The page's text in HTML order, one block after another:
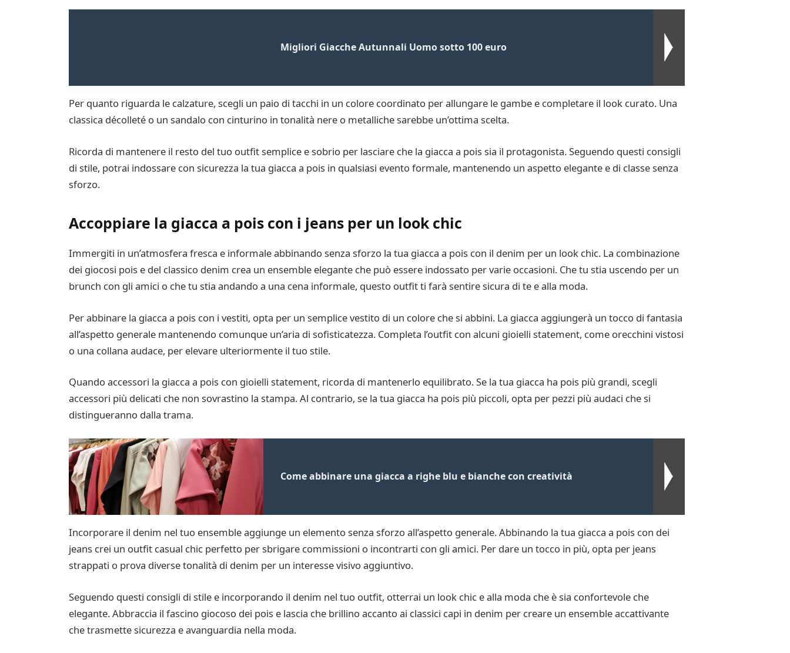
Migliori Giacche Autunnali Uomo sotto 100 euro
Per quanto riguarda le calzature, scegli un paio di tacchi in un colore coordinato per allungare le gambe e completare il look curato. Una
classica décolleté o un sandalo con cinturino in tonalità nere o metalliche sarebbe un’ottima scelta.
Ricorda di mantenere il resto del tuo outfit semplice e sobrio per lasciare che la giacca a pois sia il protagonista. Seguendo questi consigli
di stile, potrai indossare con sicurezza la tua giacca a pois in qualsiasi evento formale, mantenendo un aspetto elegante e di classe senza
sforzo.
Accoppiare la giacca a pois con i jeans per un look chic
Immergiti in un’atmosfera fresca e informale abbinando senza sforzo la tua giacca a pois con il denim per un look chic. La combinazione
dei giocosi pois e del classico denim crea un ensemble elegante che può essere indossato per varie occasioni. Che tu stia uscendo per un
brunch con gli amici o che tu stia andando a una cena informale, questo outfit ti farà sentire sicura di te e alla moda.
Per abbinare la giacca a pois con i vestiti, opta per un semplice vestito di un colore che si abbini. La giacca aggiungerà un tocco di fantasia
all’aspetto generale mantenendo comunque un’aria di sofisticatezza. Completa l’outfit con alcuni gioielli statement, come orecchini vistosi
o una collana audace, per elevare ulteriormente il tuo stile.
Quando accessori la giacca a pois con gioielli statement, ricorda di mantenerlo equilibrato. Se la tua giacca ha pois più grandi, scegli
accessori più delicati che non sovrastino la stampa. Al contrario, se la tua giacca ha pois più piccoli, opta per pezzi più audaci che si
distingueranno dalla trama.
Come abbinare una giacca a righe blu e bianche con creatività
Incorporare il denim nel tuo ensemble aggiunge un elemento senza sforzo all’aspetto generale. Abbinando la tua giacca a pois con dei
jeans crei un outfit casual chic perfetto per sbrigare commissioni o incontrarti con gli amici. Per dare un tocco in più, opta per jeans
strappati o prova diverse tonalità di denim per un interesse visivo aggiuntivo.
Seguendo questi consigli di stile e incorporando il denim nel tuo outfit, otterrai un look chic e alla moda che è sia confortevole che
elegante. Abbraccia il fascino giocoso dei pois e lascia che brillino accanto ai classici capi in denim per creare un ensemble accattivante
che trasmette sicurezza e avanguardia nella moda.